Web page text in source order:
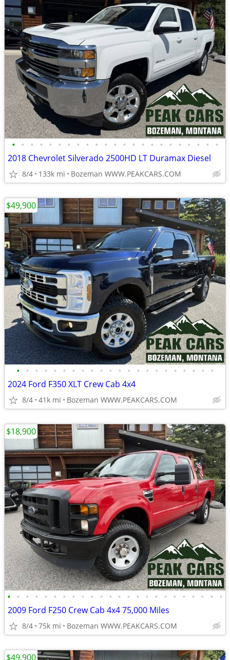
• • • • • • • • • • • • • • • • • • • • • • •
2018 Chevrolet Silverado 2500HD LT Duramax Diesel
8/4 133k mi Bozeman WWW.PEAKCARS.COM
• • • • • • • • • • • • • • • • • • • • • •
2024 Ford F350 XLT Crew Cab 4x4
8/4 41k mi Bozeman WWW.PEAKCARS.COM
$49,900
• • • • • • • • • • • • • • • • • • • • • • • •
2009 Ford F250 Crew Cab 4x4 75,000 Miles
8/4 75k mi Bozeman WWW.PEAKCARS.COM
$18,900
$49,900